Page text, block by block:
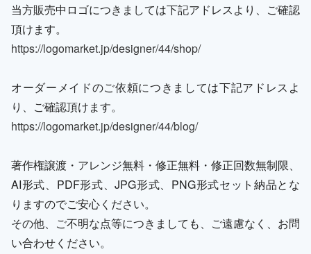
当方販売中ロゴにつきましては下記アドレスより、ご確認
頂けます。
https://logomarket.jp/designer/44/shop/
オーダーメイドのご依頼につきましては下記アドレスよ
り、ご確認頂けます。
https://logomarket.jp/designer/44/blog/
著作権譲渡・アレンジ無料・修正無料・修正回数無制限、
AI形式、PDF形式、JPG形式、PNG形式セット納品とな
りますのでご安心ください。
その他、ご不明な点等につきましても、ご遠慮なく、お問
い合わせください。